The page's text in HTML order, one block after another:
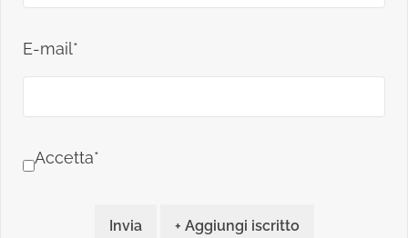
E-mail*
Accetta*
Invia + Aggiungi iscritto